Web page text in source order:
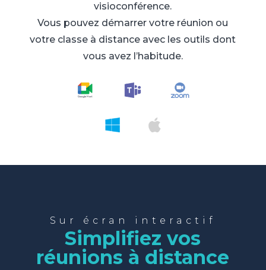
visioconférence.
Vous pouvez démarrer votre réunion ou
votre classe à distance avec les outils dont
vous avez l’habitude.
Sur écran interactif
Simplifiez vos
réunions à distance